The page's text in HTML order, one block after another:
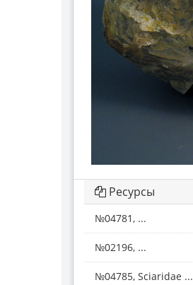
Ресурсы
№04781, ...
№02196, ...
№04785, Sciaridae ...